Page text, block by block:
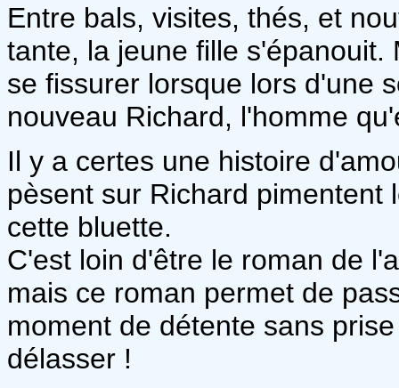
Entre bals, visites, thés, et
tante, la jeune fille
se fissurer lorsque lors d'une
nouveau Richard, l'homme
Il y a certes une histoire
pèsent sur Richard pimentent
cette bluette.
C'est loin d'être le roman de
mais ce roman permet de
moment de détente sans
délasser !